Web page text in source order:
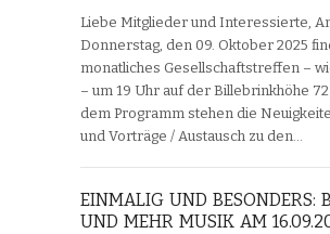
Liebe Mitglieder und Interessierte,
Donnerstag, den 09. Oktober 2025
monatliches Gesellschaftstreffen –
– um 19 Uhr auf der Billebrinkhöhe
dem Programm stehen die
und Vorträge / Austausch zu den…
EINMALIG UND BESONDERS:
UND MEHR MUSIK AM